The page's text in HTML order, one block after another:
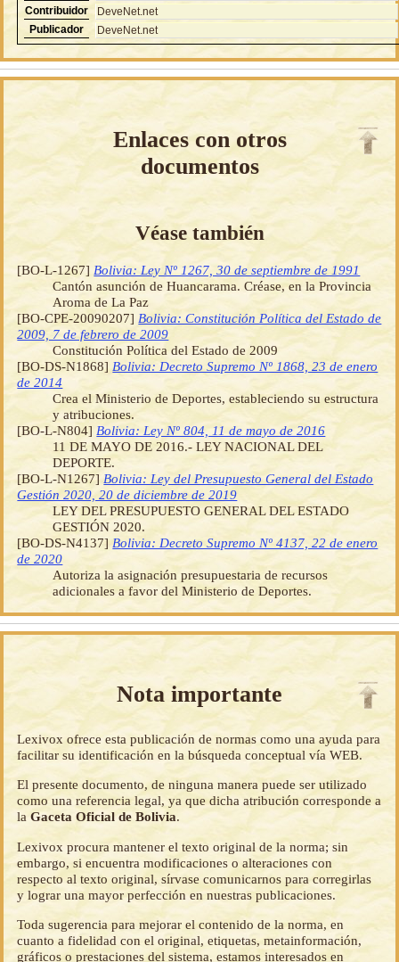
Contribuidor
DeveNet.net
Publicador
DeveNet.net
Enlaces con otros
documentos
Véase también
[BO-L-1267] Bolivia: Ley Nº 1267, 30 de septiembre de 1991
Cantón asunción de Huancarama. Créase, en la Provincia
Aroma de La Paz
[BO-CPE-20090207] Bolivia: Constitución Política del Estado de
2009, 7 de febrero de 2009
Constitución Política del Estado de 2009
[BO-DS-N1868] Bolivia: Decreto Supremo Nº 1868, 23 de enero
de 2014
Crea el Ministerio de Deportes, estableciendo su estructura
y atribuciones.
[BO-L-N804] Bolivia: Ley Nº 804, 11 de mayo de 2016
11 DE MAYO DE 2016.- LEY NACIONAL DEL
DEPORTE.
[BO-L-N1267] Bolivia: Ley del Presupuesto General del Estado
Gestión 2020, 20 de diciembre de 2019
LEY DEL PRESUPUESTO GENERAL DEL ESTADO
GESTIÓN 2020.
[BO-DS-N4137] Bolivia: Decreto Supremo Nº 4137, 22 de enero
de 2020
Autoriza la asignación presupuestaria de recursos
adicionales a favor del Ministerio de Deportes.
Nota importante
Lexivox ofrece esta publicación de normas como una ayuda para
facilitar su identificación en la búsqueda conceptual vía WEB.
El presente documento, de ninguna manera puede ser utilizado
como una referencia legal, ya que dicha atribución corresponde a
laGaceta Oficial de Bolivia.
Lexivox procura mantener el texto original de la norma; sin
embargo, si encuentra modificaciones o alteraciones con
respecto al texto original, sírvase comunicarnos para corregirlas
y lograr una mayor perfección en nuestras publicaciones.
Toda sugerencia para mejorar el contenido de la norma, en
cuanto a fidelidad con el original, etiquetas, metainformación,
gráficos o prestaciones del sistema, estamos interesados en